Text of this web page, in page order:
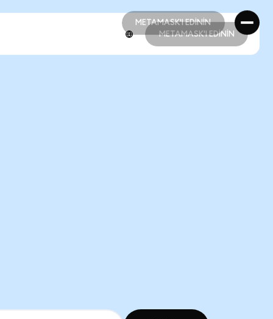
METAMASK'I EDİNİN
METAMASK'I EDİNİN
METAMASK'I EDİNİN